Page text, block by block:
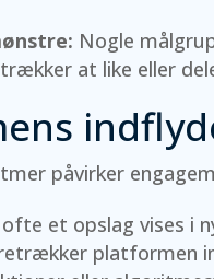
Nogle
at like eller
påvirker
et opslag vises i
platformen